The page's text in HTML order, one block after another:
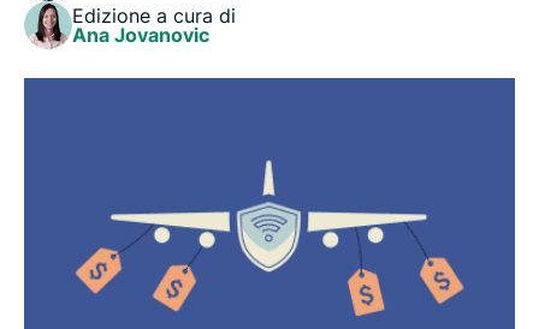
La modalità Incognito o Privata consente di
ottenere voli più economici?
FAQ: domande frequenti sull'utilizzo di una VPN
per trovare voli economici
Edizione a cura di
Ana Jovanovic